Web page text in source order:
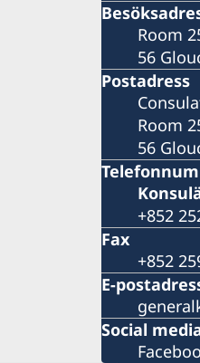
Room
56
Postadress
Room
56
+852
Fax
+852
E-
Social